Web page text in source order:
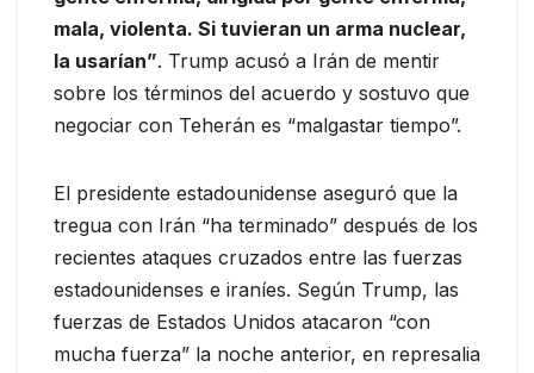
mala, violenta. Si tuvieran un arma nuclear,
la usarían”. Trump acusó a Irán de mentir
sobre los términos del acuerdo y sostuvo que
negociar con Teherán es “malgastar tiempo”.
El presidente estadounidense aseguró que la
tregua con Irán “ha terminado” después de los
recientes ataques cruzados entre las fuerzas
estadounidenses e iraníes. Según Trump, las
fuerzas de Estados Unidos atacaron “con
mucha fuerza” la noche anterior, en represalia